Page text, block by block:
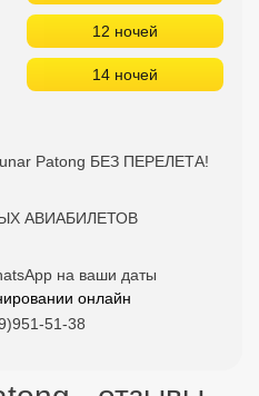
12 ночей
14 ночей
Patong БЕЗ ПЕРЕЛЕТА!
АВИАБИЛЕТОВ
на ваши даты
онлайн
51-38